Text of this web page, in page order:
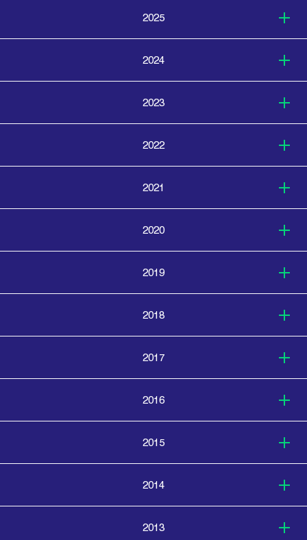
2025
2024
2023
2022
2021
2020
2019
2018
2017
2016
2015
2014
2013